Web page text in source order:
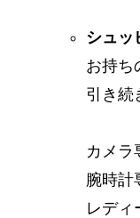
シュッ
お持ち
引き続
カメラ
腕時計
レディ